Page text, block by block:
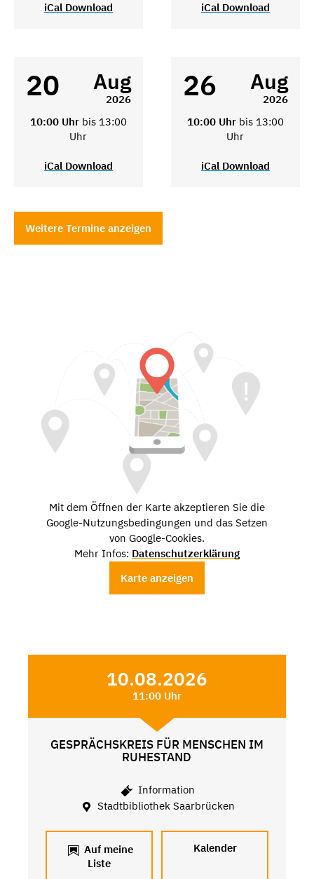
iCal Download iCal Download
20 Aug
2026
10:00 Uhr bis 13:00
Uhr
iCal Download
26 Aug
2026
10:00 Uhr bis 13:00
Uhr
iCal Download
Weitere Termine anzeigen
Mit dem Öffnen der Karte akzeptieren Sie die
Google-Nutzungsbedingungen und das Setzen
von Google-Cookies.
Mehr Infos: Datenschutzerklärung
Karte anzeigen
10.08.2026
11:00 Uhr
GESPRÄCHSKREIS FÜR MENSCHEN IM
RUHESTAND
Information
Stadtbibliothek Saarbrücken
Auf meine
Liste
Kalender